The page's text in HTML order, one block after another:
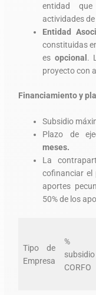
entidad
actividades de
Entidad
constituidas
es opcional .
proyecto con
Financiamiento y
Subsidio
Plazo de
meses.
La
cofinanciar el
aportes
50% de los
Tipo de
Empresa
%
subsidio
CORFO